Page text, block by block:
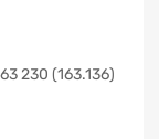
230 (163.136)